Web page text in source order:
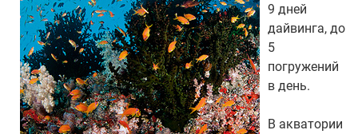
9 дней
дайвинга, до
5
погружений
в день.
В акватории